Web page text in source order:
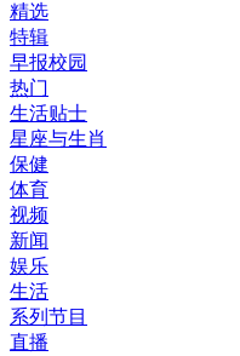
精选
特辑
早报校园
热门
生活贴士
星座与生肖
保健
体育
视频
新闻
娱乐
生活
系列节目
直播